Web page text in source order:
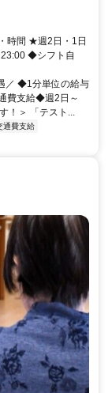
時間 ★週2日・1日
◆シフト自
／ ◆1分単位の給与
費支給◆週2日～
！＞ 「テスト...
通費支給